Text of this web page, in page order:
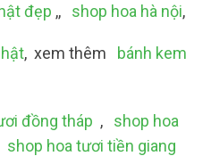
đẹp ,, shop hoa hà nội,
, xem thêm bánh kem
đồng tháp , shop hoa
shop hoa tươi tiền giang